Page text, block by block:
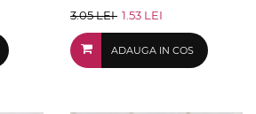
3.05 LEI 1.53 LEI
ADAUGA IN COS